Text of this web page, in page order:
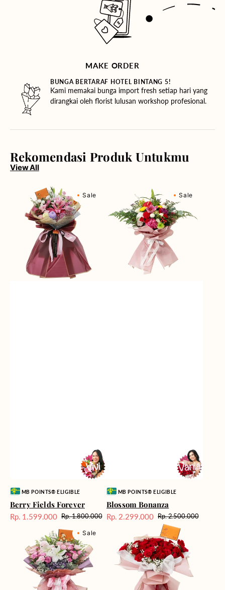
MAKE ORDER
BUNGA BERTARAF HOTEL BINTANG 5!
Kami memakai bunga import fresh setiap hari yang
dirangkai oleh florist lulusan workshop profesional.
Rekomendasi Produk Untukmu
View All
Forever
Sale
Vendor:MB POINTS® ELIGIBLE
Berry Fields Forever
Harga
Rp. 1.599.000 Harga
reguler
Rp. 1.800.000
Sale
Vendor:MB POINTS® ELIGIBLE
Blossom Bonanza
Harga
Rp. 2.299.000 Harga
reguler
Rp. 2.500.000
Cascade
Sale
Rhapsody